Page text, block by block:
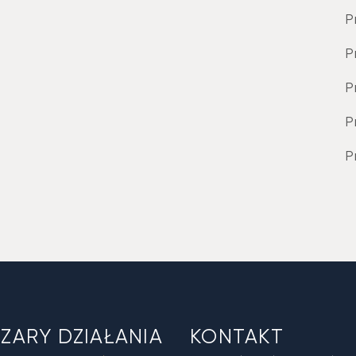
DZIAŁANIA KONTAKT